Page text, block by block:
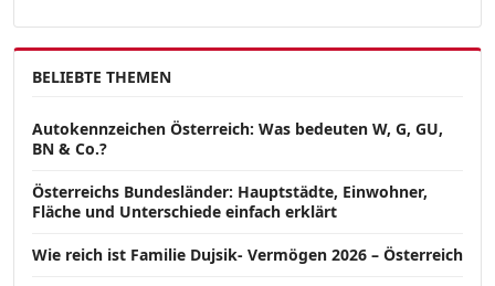
BELIEBTE THEMEN
Autokennzeichen Österreich: Was bedeuten W, G, GU,
BN & Co.?
Österreichs Bundesländer: Hauptstädte, Einwohner,
Fläche und Unterschiede einfach erklärt
Wie reich ist Familie Dujsik- Vermögen 2026 – Österreich